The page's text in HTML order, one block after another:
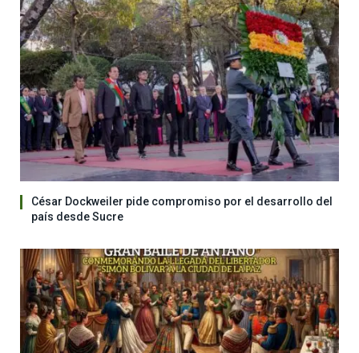
César Dockweiler pide compromiso por el desarrollo del
país desde Sucre